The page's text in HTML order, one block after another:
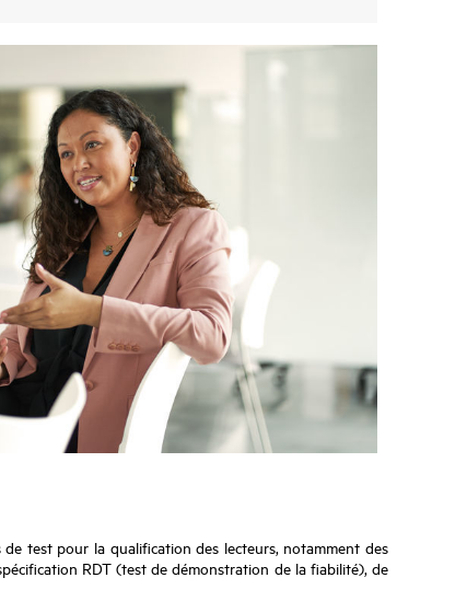
test pour la qualification des lecteurs, notamment des
RDT (test de démonstration de la fiabilité), de